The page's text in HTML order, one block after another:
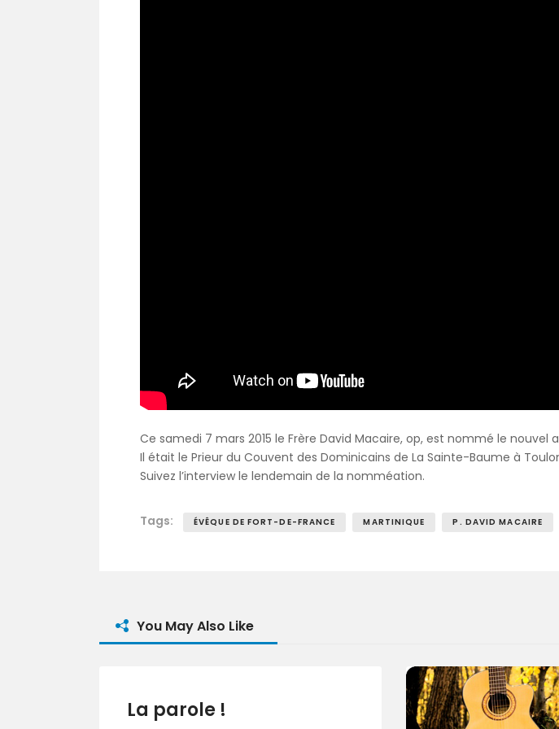
Ce samedi 7 mars 2015 le Frère David Macaire, op, est nommé le
Il était le Prieur du Couvent des Dominicains de La Sainte-Baume à
Suivez l’interview le lendemain de la nomméation.
Tags: ÉVÊQUE DE FORT-DE-FRANCE MARTINIQUE P. DAVID MACAIRE
You May Also Like
La parole !